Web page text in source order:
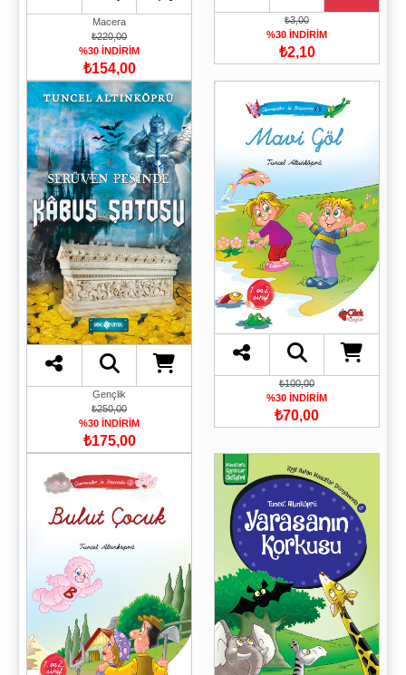
Macera
₺220,00
%30 İNDİRİM
₺154,00
₺3,00
%30 İNDİRİM
₺2,10
Gençlik
₺250,00
%30 İNDİRİM
₺175,00
₺100,00
%30 İNDİRİM
₺70,00